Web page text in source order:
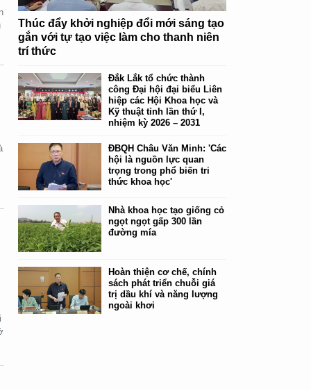
Thúc đẩy khởi nghiệp đổi mới sáng tạo
gắn với tự tạo việc làm cho thanh niên
trí thức
Đắk Lắk tổ chức thành
công Đại hội đại biểu Liên
hiệp các Hội Khoa học và
Kỹ thuật tỉnh lần thứ I,
nhiệm kỳ 2026 – 2031
ĐBQH Châu Văn Minh: 'Các
hội là nguồn lực quan
trọng trong phổ biến tri
thức khoa học'
Nhà khoa học tạo giống cỏ
ngọt ngọt gấp 300 lần
đường mía
Hoàn thiện cơ chế, chính
sách phát triển chuỗi giá
trị dầu khí và năng lượng
ngoài khơi